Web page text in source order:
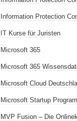
Information Protection
IT Kurse für Juristen
Microsoft 365
Microsoft 365
Microsoft Cloud
Microsoft Startup
MVP Fusion – Die